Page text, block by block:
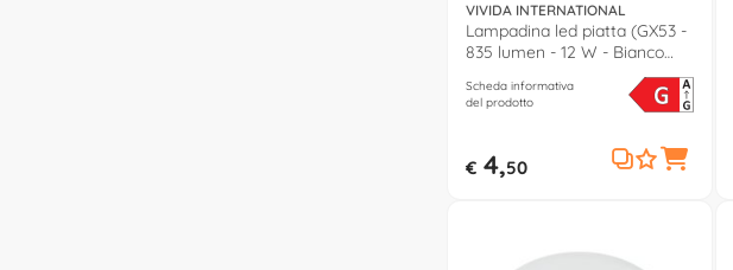
VIVIDA INTERNATIONAL
Lampadina led piatta (GX53 -
835 lumen - 12 W - Bianco
Scheda informativa
del prodotto
€4,50